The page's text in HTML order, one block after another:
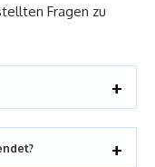
Fragen zu